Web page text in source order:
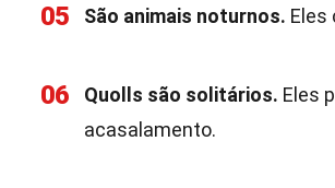
05 São animais noturnos. Eles
06 Quolls são solitários. Eles
acasalamento.